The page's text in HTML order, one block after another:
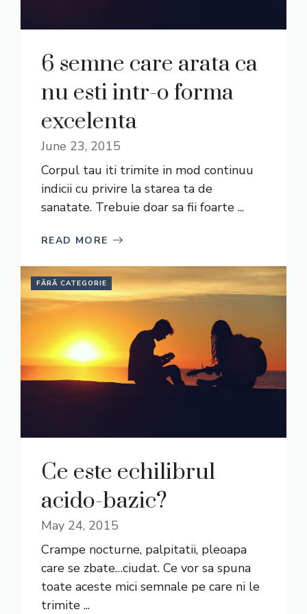
6 semne care arata ca
nu esti intr-o forma
excelenta
June 23, 2015
Corpul tau iti trimite in mod continuu
indicii cu privire la starea ta de
sanatate. Trebuie doar sa fii foarte ...
READ MORE
FĂRĂ CATEGORIE
Ce este echilibrul
acido-bazic?
May 24, 2015
Crampe nocturne, palpitatii, pleoapa
care se zbate…ciudat. Ce vor sa spuna
toate aceste mici semnale pe care ni le
trimite ...